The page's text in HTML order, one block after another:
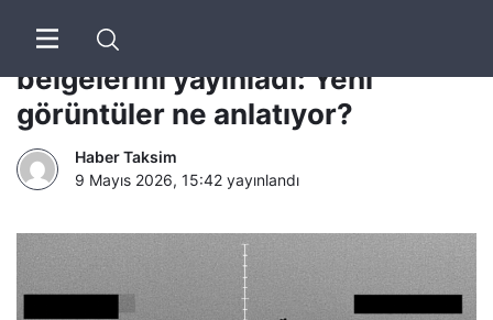
BBC | Pentagon gizli UFO
belgelerini yayınladı: Yeni
görüntüler ne anlatıyor?
Haber Taksim
9 Mayıs 2026, 15:42 yayınlandı